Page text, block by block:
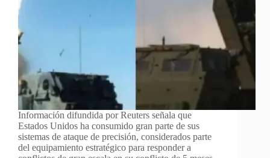
Información difundida por Reuters señala que
Estados Unidos ha consumido gran parte de sus
sistemas de ataque de precisión, considerados parte
del equipamiento estratégico para responder a